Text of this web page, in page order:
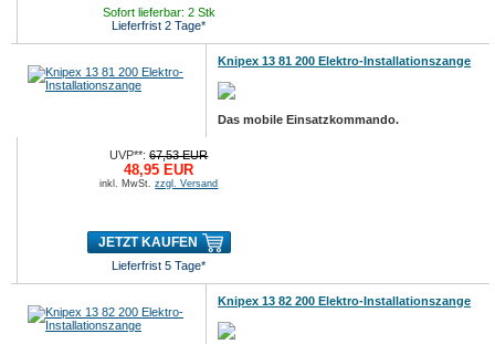
Sofort lieferbar: 2 Stk
Lieferfrist 2 Tage*
Knipex 13 81 200 Elektro-Installationszange
Das mobile Einsatzkommando.
UVP**:67,53 EUR
48,95 EUR
inkl. MwSt.zzgl. Versand
JETZT KAUFEN
Lieferfrist 5 Tage*
Knipex 13 82 200 Elektro-Installationszange